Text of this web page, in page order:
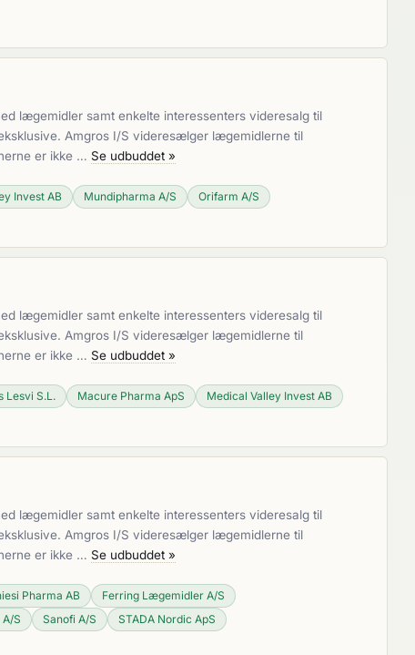
lægemidler samt enkelte interessenters videresalg til
Amgros I/S videresælger lægemidlerne til
er ikke … Se udbuddet »
Invest AB Mundipharma A/S
Orifarm A/S
lægemidler samt enkelte interessenters videresalg til
Amgros I/S videresælger lægemidlerne til
er ikke … Se udbuddet »
Lesvi S.L. Macure Pharma ApS
Medical Valley Invest AB
lægemidler samt enkelte interessenters videresalg til
Amgros I/S videresælger lægemidlerne til
er ikke … Se udbuddet »
Pharma AB
Ferring Lægemidler A/S
S Sanofi A/S
STADA Nordic ApS